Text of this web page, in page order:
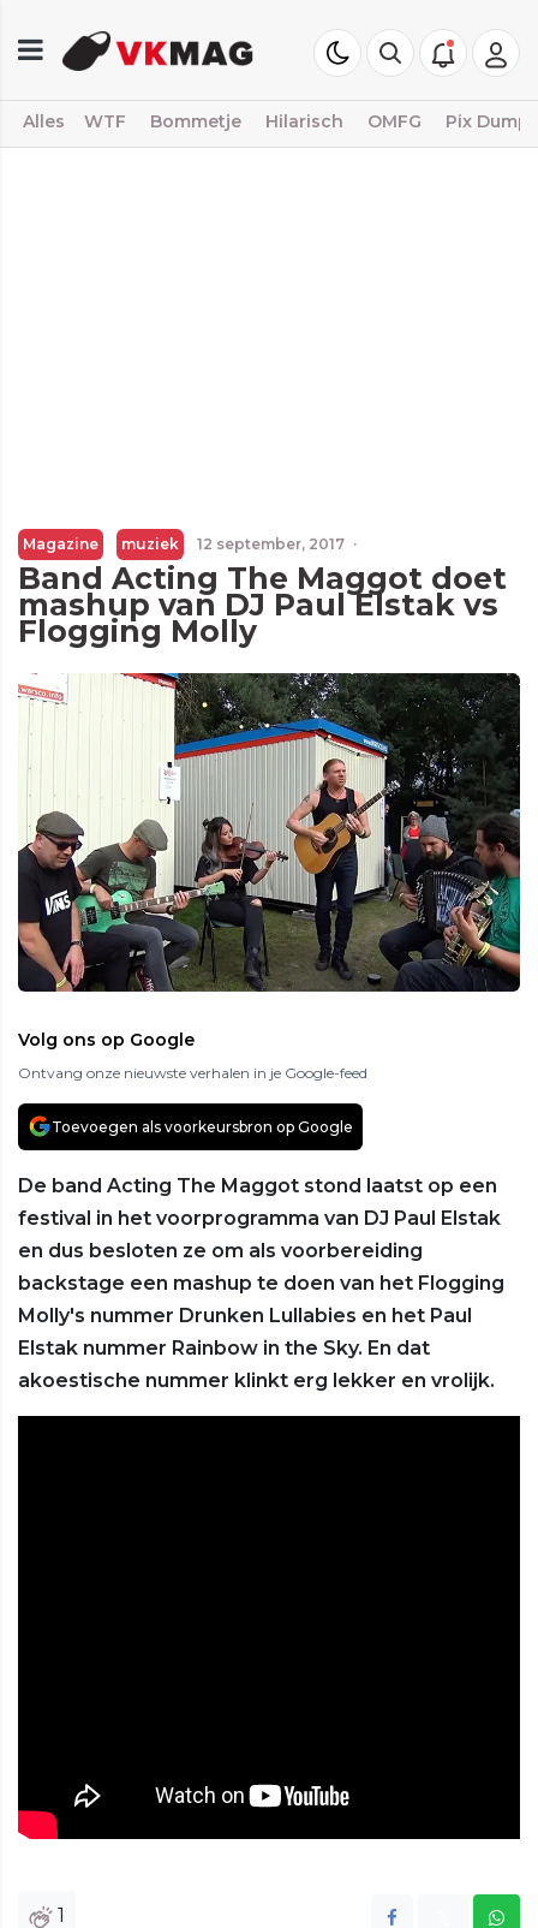
Alles WTF Bommetje Hilarisch OMFG Pix Dump
Magazine muziek 12 september, 2017 ·
Band Acting The Maggot doet
mashup van DJ Paul Elstak vs
Flogging Molly
Volg ons op Google
Ontvang onze nieuwste verhalen in je Google-feed
Toevoegen als voorkeursbron op Google
De band Acting The Maggot stond laatst op een
festival in het voorprogramma van DJ Paul Elstak
en dus besloten ze om als voorbereiding
backstage een mashup te doen van het Flogging
Molly's nummer Drunken Lullabies en het Paul
Elstak nummer Rainbow in the Sky. En dat
akoestische nummer klinkt erg lekker en vrolijk.
1